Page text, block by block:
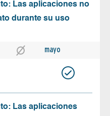
Las aplicaciones no
durante su uso
mayo
Las aplicaciones